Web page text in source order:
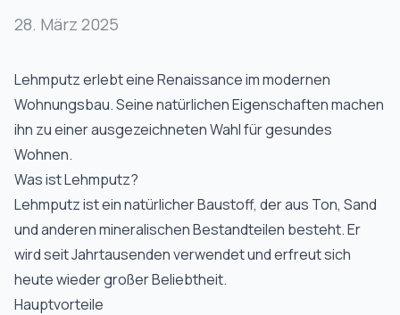
28. März 2025
Lehmputz erlebt eine Renaissance im modernen
Wohnungsbau. Seine natürlichen Eigenschaften machen
ihn zu einer ausgezeichneten Wahl für gesundes
Wohnen.
Was ist Lehmputz?
Lehmputz ist ein natürlicher Baustoff, der aus Ton, Sand
und anderen mineralischen Bestandteilen besteht. Er
wird seit Jahrtausenden verwendet und erfreut sich
heute wieder großer Beliebtheit.
Hauptvorteile